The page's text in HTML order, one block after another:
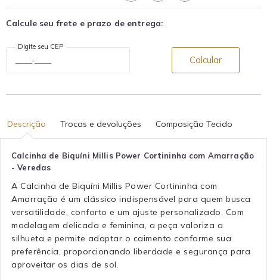
Calcule seu frete e prazo de entrega:
Digite seu CEP
Calcular
Descrição Trocas e devoluções Composição Tecido
Calcinha de Biquíni Millis Power Cortininha com Amarração
- Veredas
A Calcinha de Biquíni Millis Power Cortininha com
Amarração é um clássico indispensável para quem busca
versatilidade, conforto e um ajuste personalizado. Com
modelagem delicada e feminina, a peça valoriza a
silhueta e permite adaptar o caimento conforme sua
preferência, proporcionando liberdade e segurança para
aproveitar os dias de sol.